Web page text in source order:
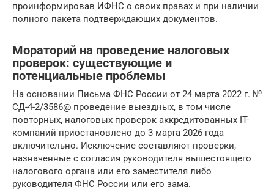
проинформировав ИФНС о своих правах и при наличии
полного пакета подтверждающих документов.
Мораторий на проведение налоговых
проверок: существующие и
потенциальные проблемы
На основании Письма ФНС России от 24 марта 2022 г. №
СД-4-2/3586@ проведение выездных, в том числе
повторных, налоговых проверок аккредитованных IT-
компаний приостановлено до 3 марта 2026 года
включительно. Исключение составляют проверки,
назначенные с согласия руководителя вышестоящего
налогового органа или его заместителя либо
руководителя ФНС России или его зама.